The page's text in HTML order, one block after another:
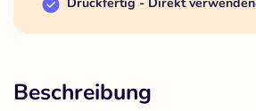
Beschreibung